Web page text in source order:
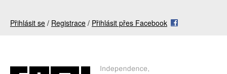
Přihlásit se / Registrace / Přihlásit přes Facebook